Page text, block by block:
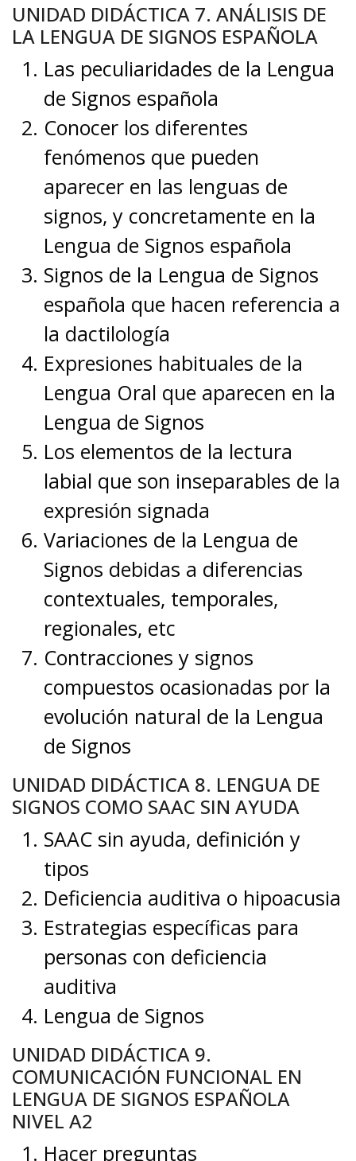
UNIDAD DIDÁCTICA 7. ANÁLISIS DE
LA LENGUA DE SIGNOS ESPAÑOLA
Las peculiaridades de la Lengua
de Signos española
Conocer los diferentes
fenómenos que pueden
aparecer en las lenguas de
signos, y concretamente en la
Lengua de Signos española
Signos de la Lengua de Signos
española que hacen referencia a
la dactilología
Expresiones habituales de la
Lengua Oral que aparecen en la
Lengua de Signos
Los elementos de la lectura
labial que son inseparables de la
expresión signada
Variaciones de la Lengua de
Signos debidas a diferencias
contextuales, temporales,
regionales, etc
Contracciones y signos
compuestos ocasionadas por la
evolución natural de la Lengua
de Signos
UNIDAD DIDÁCTICA 8. LENGUA DE
SIGNOS COMO SAAC SIN AYUDA
SAAC sin ayuda, definición y
tipos
Deficiencia auditiva o hipoacusia
Estrategias específicas para
personas con deficiencia
auditiva
Lengua de Signos
UNIDAD DIDÁCTICA 9.
COMUNICACIÓN FUNCIONAL EN
LENGUA DE SIGNOS ESPAÑOLA
NIVEL A2
Hacer preguntas